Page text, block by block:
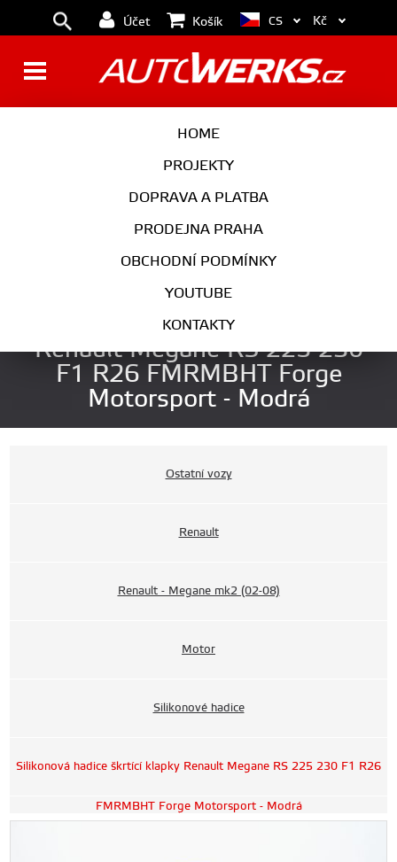
Účet Košík
HOME
PROJEKTY
DOPRAVA A PLATBA
PRODEJNA PRAHA
OBCHODNÍ PODMÍNKY
YOUTUBE
KONTAKTY
CS Kč
PODVOZEK
VÝFUK
INTERIÉR
AUTOKOSMETIKA
Silikonová hadice škrtící klapky
Renault Megane RS 225 230
F1 R26 FMRMBHT Forge
Motorsport - Modrá
Ostatní vozy
Renault
Renault - Megane mk2 (02-08)
Motor
Silikonové hadice
Silikonová hadice škrtící klapky Renault Megane RS 225 230 F1 R26
FMRMBHT Forge Motorsport - Modrá